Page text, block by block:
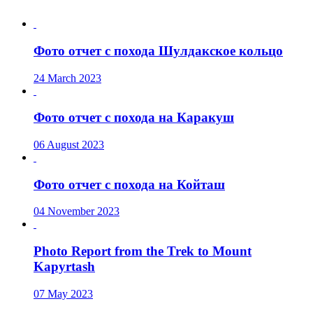
Фото отчет с похода Шулдакское кольцо
24 March 2023
Фото отчет с похода на Каракуш
06 August 2023
Фото отчет с похода на Койташ
04 November 2023
Photo Report from the Trek to Mount
Kapyrtash
07 May 2023